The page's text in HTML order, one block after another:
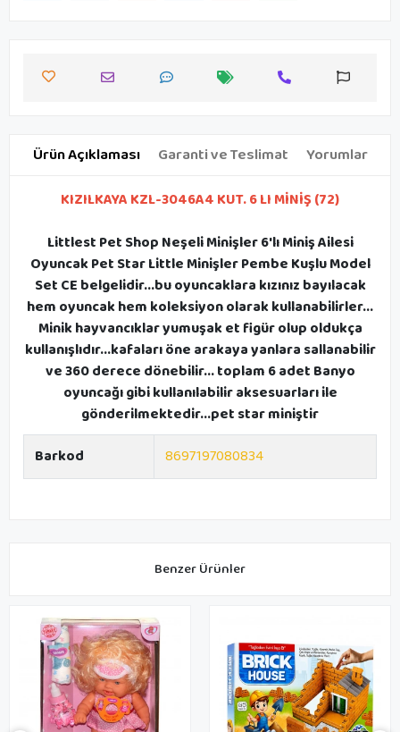
Ürün Açıklaması Garanti ve Teslimat Yorumlar
KIZILKAYA KZL-3046A4 KUT. 6 LI MİNİŞ (72)
Littlest Pet Shop Neşeli Minişler 6'lı Miniş Ailesi
Oyuncak Pet Star Little Minişler Pembe Kuşlu Model
Set CE belgelidir...bu oyuncaklara kızınız bayılacak
hem oyuncak hem koleksiyon olarak kullanabilirler...
Minik hayvancıklar yumuşak et figür olup oldukça
kullanışlıdır...kafaları öne arakaya yanlara sallanabilir
ve 360 derece dönebilir... toplam 6 adet Banyo
oyuncağı gibi kullanılabilir aksesuarları ile
gönderilmektedir...pet star miniştir
Barkod
8697197080834
Benzer Ürünler